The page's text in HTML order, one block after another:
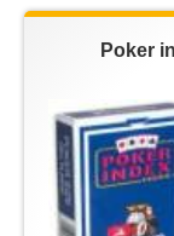
Poker